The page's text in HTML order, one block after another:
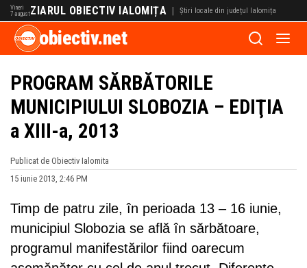
Vineri
7 augustZIARUL OBIECTIV IALOMIȚA | Știri locale din județul Ialomița
obiectiv.net
PROGRAM SĂRBĂTORILE
MUNICIPIULUI SLOBOZIA – EDIŢIA
a XIII-a, 2013
Publicat de Obiectiv Ialomita
15 iunie 2013, 2:46 PM
Timp de patru zile, în perioada 13 – 16 iunie,
municipiul Slobozia se află în sărbătoare,
programul manifestărilor fiind oarecum